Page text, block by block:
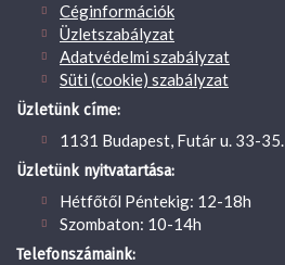
Céginformációk
Üzletszabályzat
Adatvédelmi szabályzat
Süti (cookie) szabályzat
Üzletünk címe:
1131 Budapest, Futár u. 33-35.
Üzletünk nyitvatartása:
Hétfőtől Péntekig: 12-18h
Szombaton: 10-14h
Telefonszámaink: